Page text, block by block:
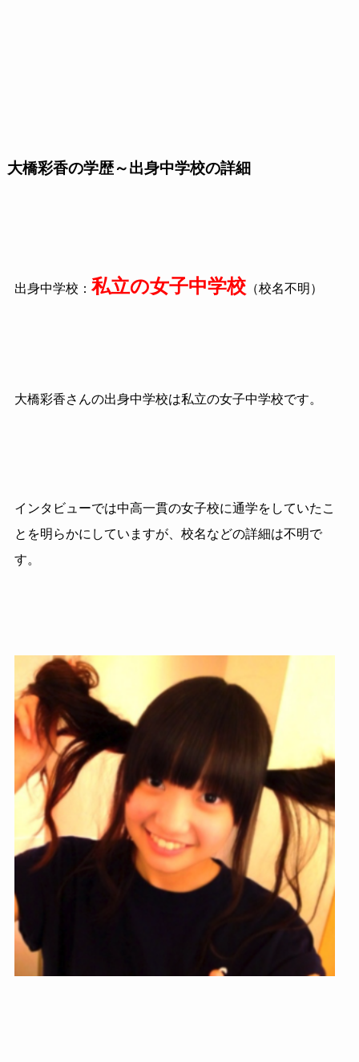
大橋彩香の学歴～出身中学校の詳細
出身中学校： 私立の女子中学校（校名不明）
大橋彩香さんの出身中学校は私立の女子中学校です。
インタビューでは中高一貫の女子校に通学をしていたこ
とを明らかにしていますが、校名などの詳細は不明で
す。